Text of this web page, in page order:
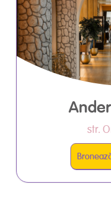
str.